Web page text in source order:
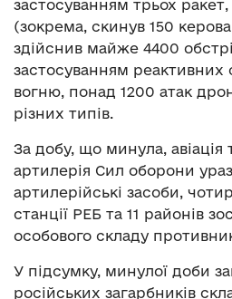
застосуванням трьох ракет,
(зокрема, скинув 150
здійснив майже 4400
застосуванням реактивних
вогню, понад 1200 атак
різних типів.
За добу, що минула, авіація
артилерія Сил оборони
артилерійські засоби,
станції РЕБ та 11 районів
особового складу
У підсумку, минулої доби
російських загарбників